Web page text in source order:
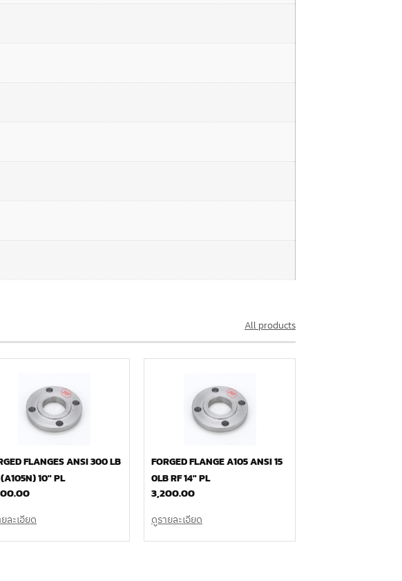
All products
FLANGES ANSI 300 LB
10″ PL
ละเอียด
FORGED FLANGE A105 ANSI 15
0LB RF 14″ PL
3,200.00
ดูรายละเอียด